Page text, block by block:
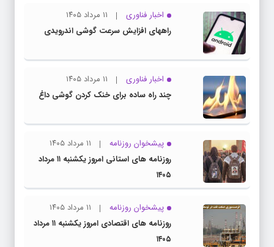
اخبار فناوری
۱۱ مرداد ۱۴۰۵
راههای افزایش سرعت گوشی اندرویدی
اخبار فناوری
۱۱ مرداد ۱۴۰۵
چند راه‌ ساده برای خنک کردن گوشی داغ
پیشخوان روزنامه
۱۱ مرداد ۱۴۰۵
روزنامه های استانی امروز یکشنبه ۱۱ مرداد
۱۴۰۵
پیشخوان روزنامه
۱۱ مرداد ۱۴۰۵
روزنامه های اقتصادی امروز یکشنبه ۱۱ مرداد
۱۴۰۵